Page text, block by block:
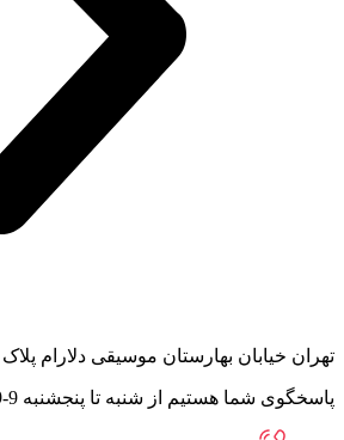
تهران خیابان بهارستان موسیقی دلارام پلاک 66
پاسخگوی شما هستیم از شنبه تا پنجشنبه 9-19